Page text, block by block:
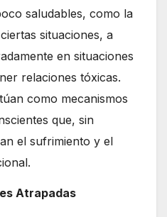
saludables, como la
situaciones, a
en situaciones
relaciones tóxicas.
como mecanismos
que, sin
el sufrimiento y el
Atrapadas